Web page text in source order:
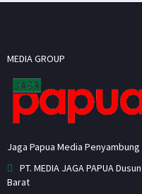
MEDIA GROUP
Jaga Papua Media
PT. MEDIA JAGA PAPUA
Barat